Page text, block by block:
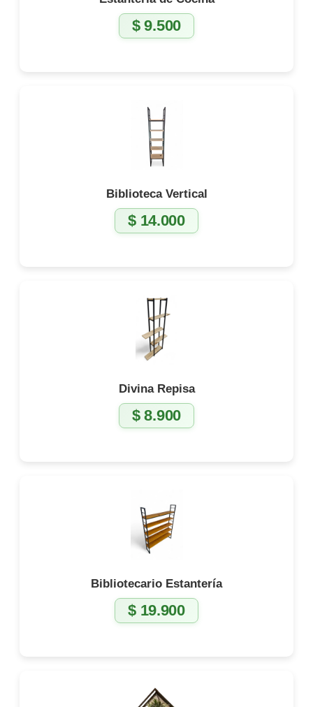
$9.500
Biblioteca Vertical
$14.000
Divina Repisa
$8.900
Bibliotecario Estantería
$19.900